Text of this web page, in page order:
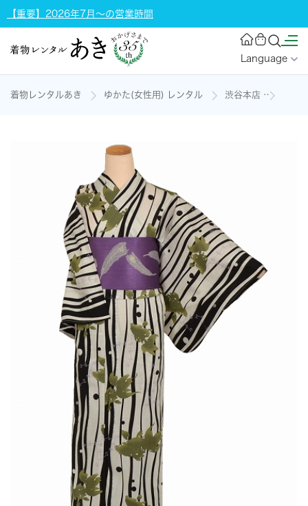
【重要】2026年7月～の営業時間
Language
着物レンタルあき ゆかた(女性用) レンタル 渋谷本店